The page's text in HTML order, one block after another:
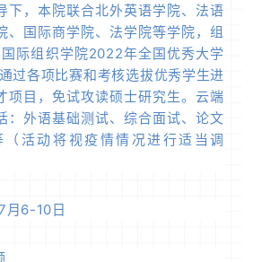
下，本院联合北外英语学院、法语
、国际商学院、法学院等学院，组
际组织学院2022年全国优秀大学
过各项比赛和考核选拔优秀学生进
项目，免试攻读硕士研究生。云端
：外语基础测试、综合面试、论文
活动将视疫情情况进行适当调
月6-10日